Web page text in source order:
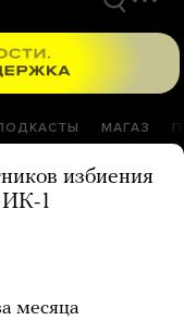
МАГАЗ
избиения
ИК-1
месяца